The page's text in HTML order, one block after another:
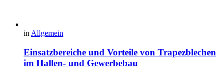
in Allgemein
Einsatzbereiche und Vorteile von Trapezblechen
im Hallen- und Gewerbebau